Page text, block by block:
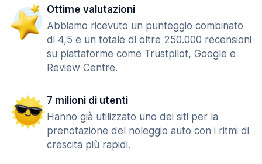
Ottime valutazioni
Abbiamo ricevuto un punteggio combinato
di 4,5 e un totale di oltre 250.000 recensioni
su piattaforme come Trustpilot, Google e
Review Centre.
7 milioni di utenti
Hanno già utilizzato uno dei siti per la
prenotazione del noleggio auto con i ritmi di
crescita più rapidi.